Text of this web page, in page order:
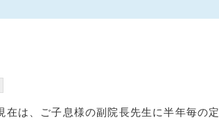
は、ご子息様の副院長先生に半年毎の定